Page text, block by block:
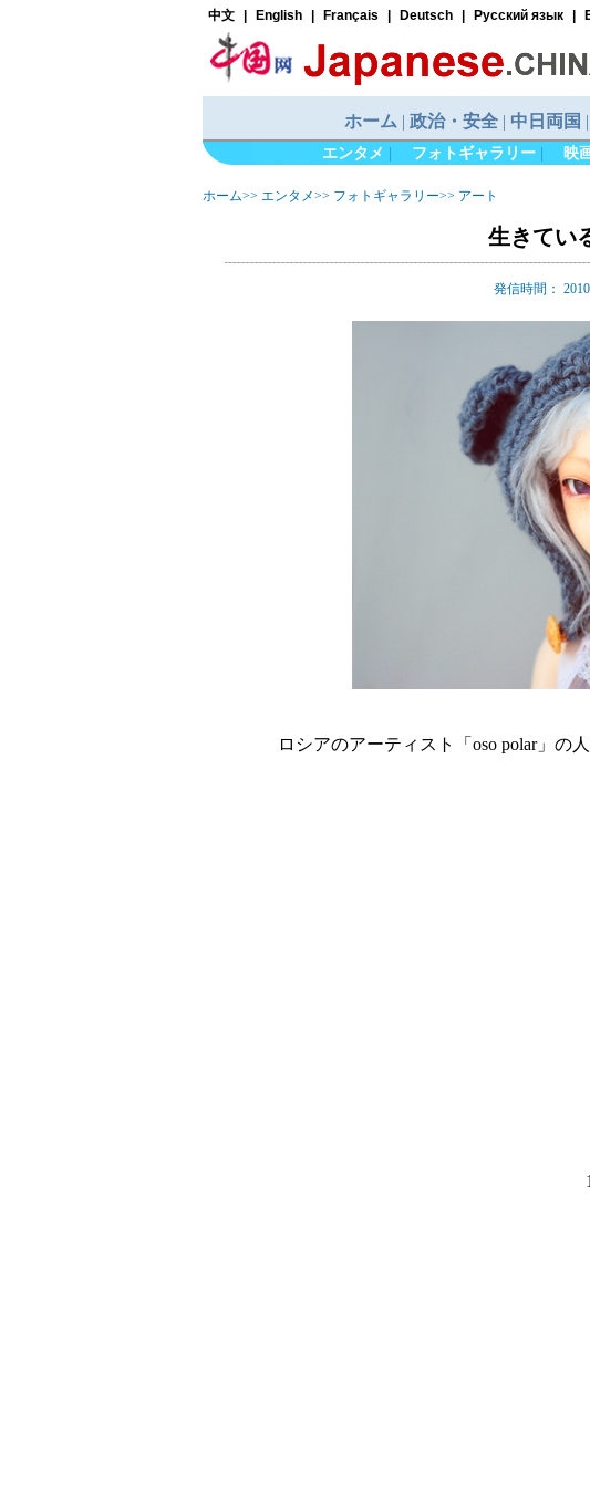
エンタメ フォトギャラリー 映
ホーム>> エンタメ>> フォトギャラリー>> アート
生きてい
発信時間：
ロシアのアーティスト「oso polar」の
1